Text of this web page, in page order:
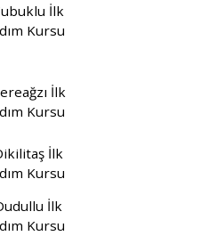
İlk
Kursu
İlk
Kursu
İlk
Kursu
İlk
Kursu